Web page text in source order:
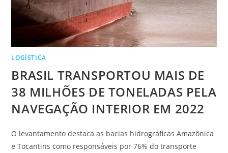
LOGÍSTICA
BRASIL TRANSPORTOU MAIS DE
38 MILHÕES DE TONELADAS PELA
NAVEGAÇÃO INTERIOR EM 2022
O levantamento destaca as bacias hidrográficas Amazônica
e Tocantins como responsáveis por 76% do transporte